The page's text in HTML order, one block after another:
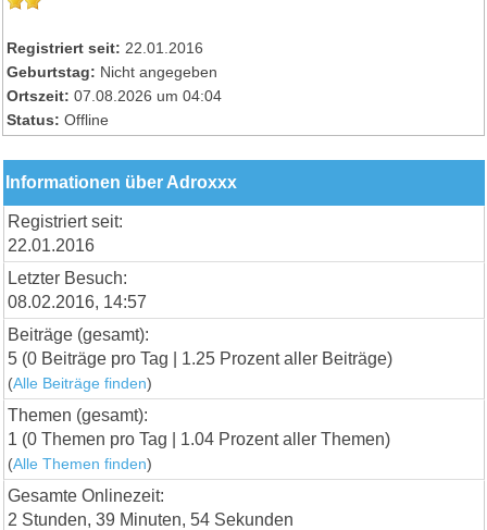
Registriert seit: 22.01.2016
Geburtstag: Nicht angegeben
Ortszeit: 07.08.2026 um 04:04
Status: Offline
Informationen über Adroxxx
Registriert seit:
22.01.2016
Letzter Besuch:
08.02.2016, 14:57
Beiträge (gesamt):
5 (0 Beiträge pro Tag | 1.25 Prozent aller Beiträge)
(Alle Beiträge finden)
Themen (gesamt):
1 (0 Themen pro Tag | 1.04 Prozent aller Themen)
(Alle Themen finden)
Gesamte Onlinezeit:
2 Stunden, 39 Minuten, 54 Sekunden